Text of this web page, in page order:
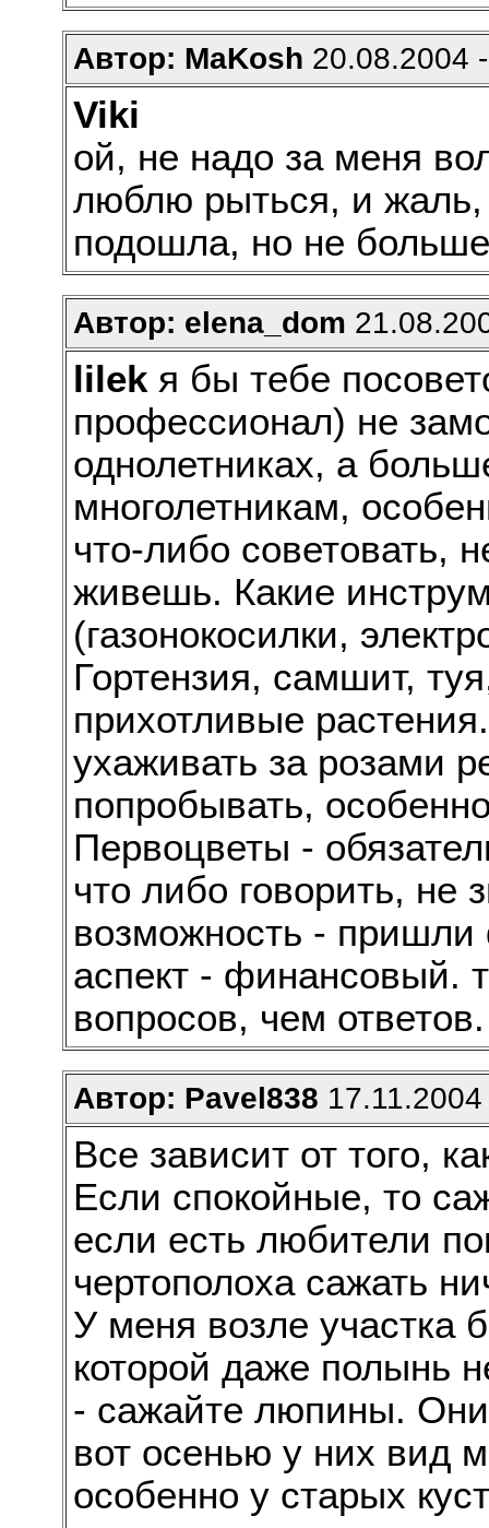
Автор: MaKosh 20.08.2004
Viki
ой, не надо за меня
люблю рыться, и жаль,
подошла, но не
Автор: elena_dom
lilekя бы тебе
профессионал) не
однолетниках, а
многолетникам,
что-либо советовать,
живешь. Какие
(газонокосилки,
Гортензия, самшит,
прихотливые
ухаживать за розами
попробывать,
Первоцветы -
что либо говорить, не
возможность -
аспект - финансовый.
вопросов, чем
Автор: Pavel838
Все зависит от того,
Если спокойные, то
если есть любители
чертополоха сажать
У меня возле участка
которой даже полынь
- сажайте люпины. Они
вот осенью у них вид
особенно у старых